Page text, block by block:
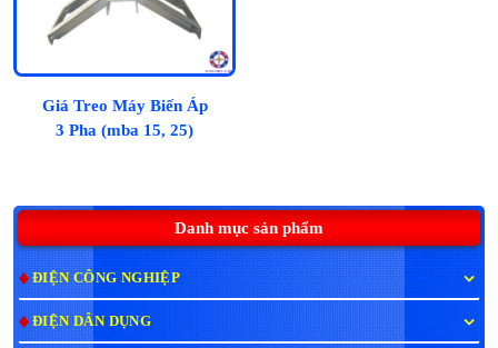
Danh mục sản phẩm
ĐIỆN CÔNG NGHIỆP
ĐIỆN DÂN DỤNG
Giá Treo Máy Biến Áp
3 Pha (mba 15, 25)